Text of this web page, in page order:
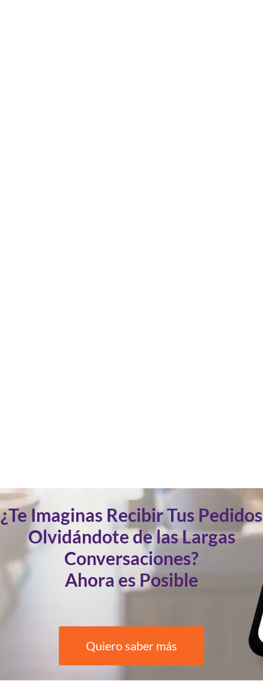
¿Te Imaginas Recibir Tus Pedidos
Olvidándote de las Largas
Conversaciones?
Ahora es Posible
Quiero saber más